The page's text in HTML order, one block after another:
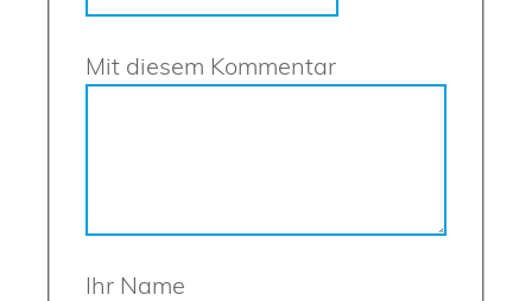
Mit diesem Kommentar
Ihr Name